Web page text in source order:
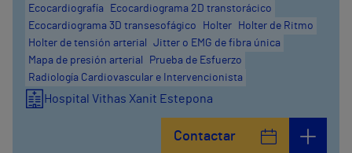
Ecocardiografía
Ecocardiograma 2D transtorácico
Ecocardiograma 3D transesofágico
Holter
Holter de Ritmo
Holter de tensión arterial
Jitter o EMG de fibra única
Mapa de presión arterial
Prueba de Esfuerzo
Radiología Cardiovascular e Intervencionista
Hospital Vithas Xanit Estepona
Contactar